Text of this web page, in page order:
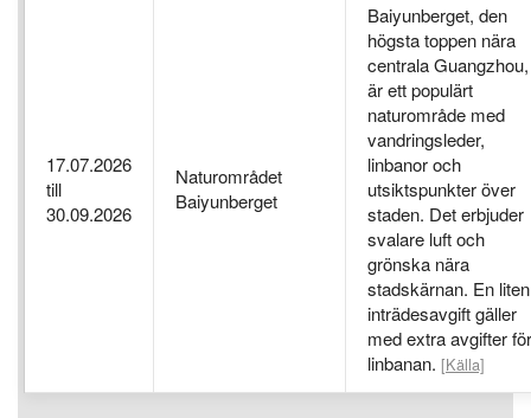
17.07.2026
till
30.09.2026
Naturområdet
Baiyunberget
Baiyunberget, den
högsta toppen nära
centrala Guangzhou,
är ett populärt
naturområde med
vandringsleder,
linbanor och
utsiktspunkter över
staden. Det erbjuder
svalare luft och
grönska nära
stadskärnan. En liten
inträdesavgift gäller
med extra avgifter för
linbanan. [Källa]